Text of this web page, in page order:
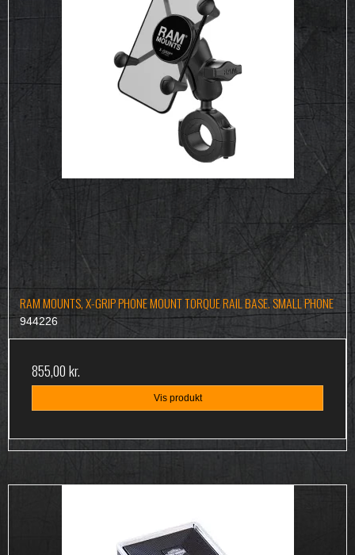
RAM MOUNTS, X-GRIP PHONE MOUNT TORQUE RAIL BASE. SMALL PHONE
944226
855,00 kr.
Vis produkt